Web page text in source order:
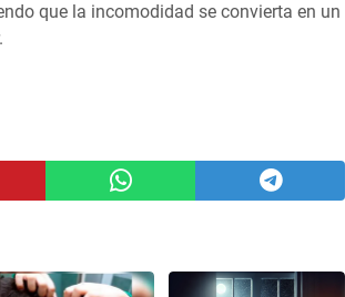
que la incomodidad se convierta en un